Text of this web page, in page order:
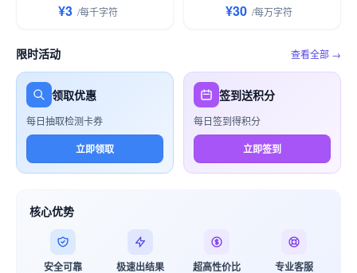
¥3 /每千字符 ¥30 /每万字符
限时活动 查看全部 →
领取优惠
每日抽取检测卡券
立即领取
签到送积分
每日签到得积分
立即签到
核心优势
安全可靠 极速出结果 超高性价比 专业客服